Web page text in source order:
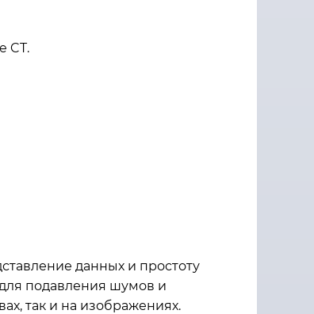
CT.
данных и простоту
подавления шумов и
так и на изображениях.